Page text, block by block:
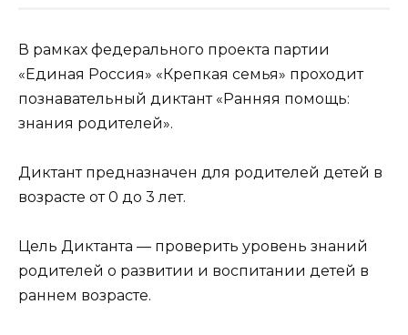
В рамках федерального проекта партии
«Единая Россия» «Крепкая семья» проходит
познавательный диктант «Ранняя помощь:
знания родителей».
Диктант предназначен для родителей детей в
возрасте от 0 до 3 лет.
Цель Диктанта — проверить уровень знаний
родителей о развитии и воспитании детей в
раннем возрасте.